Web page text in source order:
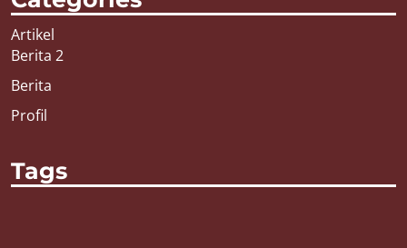
Artikel
Berita 2
Berita
Profil
Tags